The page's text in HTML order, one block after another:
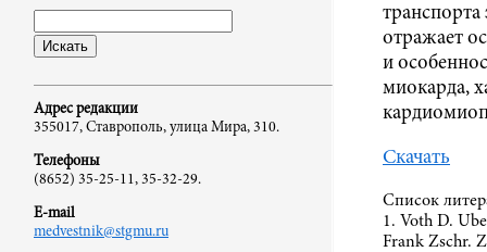
Адрес редакции
355017, Ставрополь, улица Мира, 310.
Телефоны
(8652) 35-25-11, 35-32-29.
E-mail
medvestnik@stgmu.ru
отражает
и
миокарда,
Скачать
Список
1. Voth D.
Frank Zschr.